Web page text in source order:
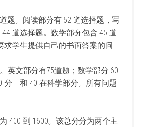
题。阅读部分有 52 道选择题，写
道选择题。数学部分包含 45 道
求学生提供自己的书面答案的问
英文部分有75道题；数学部分 60
分；和 40 在科学部分。所有问题
400 到 1600。该总分分为两个主